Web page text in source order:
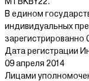
В едином
индивидуальных
зарегистрированно
Дата регистрации
09 апреля 2014
Лицами